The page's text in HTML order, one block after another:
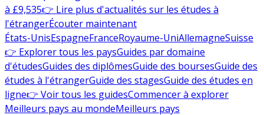
à £9,535👉 Lire plus d'actualités sur les études à
l'étrangerÉcouter maintenant
États-UnisEspagneFranceRoyaume-UniAllemagneSuisse
👉 Explorer tous les paysGuides par domaine
d'étudesGuides des diplômesGuide des boursesGuide des
études à l'étrangerGuide des stagesGuide des études en
ligne👉 Voir tous les guidesCommencer à explorer
Meilleurs pays au mondeMeilleurs pays